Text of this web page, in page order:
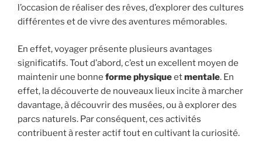
l’occasion de réaliser des rêves, d’explorer des cultures
différentes et de vivre des aventures mémorables.
En effet, voyager présente plusieurs avantages
significatifs. Tout d’abord, c’est un excellent moyen de
maintenir une bonne forme physiqueetmentale. En
effet, la découverte de nouveaux lieux incite à marcher
davantage, à découvrir des musées, ou à explorer des
parcs naturels. Par conséquent, ces activités
contribuent à rester actif tout en cultivant la curiosité.